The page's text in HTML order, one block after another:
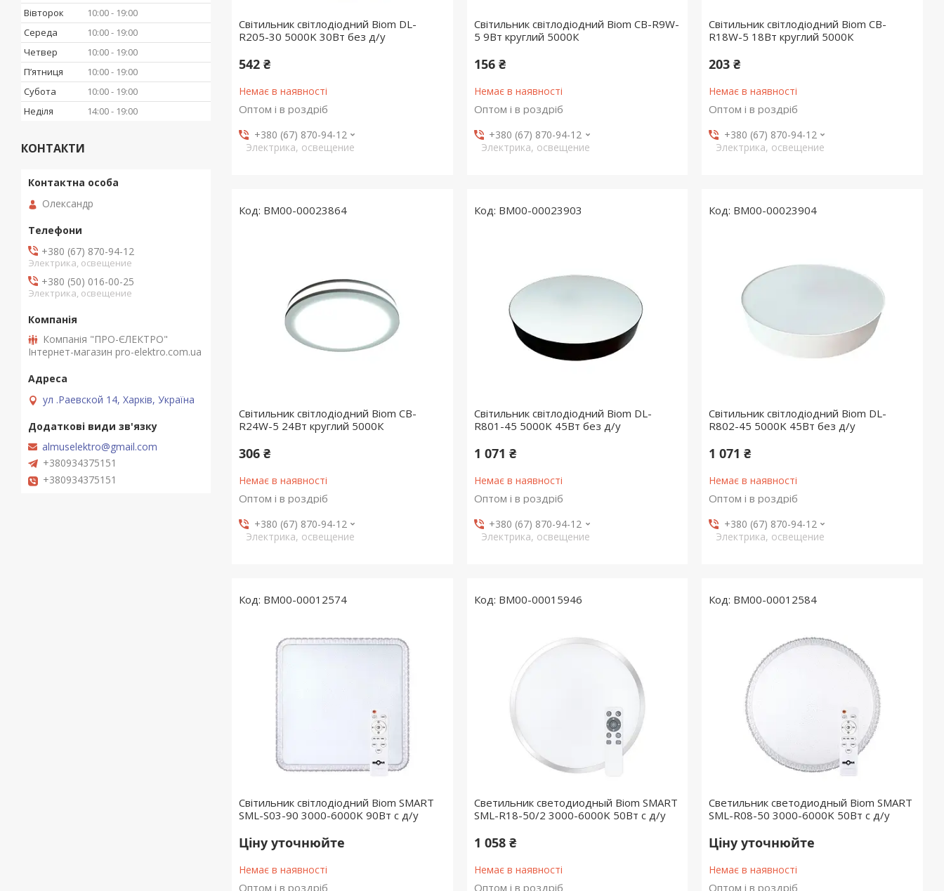
Світильник світлодіодний Biom DL-
R205-30 5000K 30Вт без д/у
542 ₴
Немає в наявності
Оптом і в роздріб
+380 (67) 870-94-12
Электрика, освещение
Світильник світлодіодний Biom CB-R9W-
5 9Вт круглий 5000К
156 ₴
Немає в наявності
Оптом і в роздріб
+380 (67) 870-94-12
Электрика, освещение
Світильник світлодіодний Biom CB-
R18W-5 18Вт круглий 5000К
203 ₴
Немає в наявності
Оптом і в роздріб
+380 (67) 870-94-12
Электрика, освещение
BM00-00023864
Світильник світлодіодний Biom CB-
R24W-5 24Вт круглий 5000К
306 ₴
Немає в наявності
Оптом і в роздріб
+380 (67) 870-94-12
Электрика, освещение
BM00-00023903
Світильник світлодіодний Biom DL-
R801-45 5000K 45Вт без д/у
1 071 ₴
Немає в наявності
Оптом і в роздріб
+380 (67) 870-94-12
Электрика, освещение
BM00-00023904
Світильник світлодіодний Biom DL-
R802-45 5000K 45Вт без д/у
1 071 ₴
Немає в наявності
Оптом і в роздріб
+380 (67) 870-94-12
Электрика, освещение
BM00-00012574
Світильник світлодіодний Biom SMART
SML-S03-90 3000-6000K 90Вт с д/у
Ціну уточнюйте
Немає в наявності
Оптом і в роздріб
BM00-00015946
Светильник светодиодный Biom SMART
SML-R18-50/2 3000-6000K 50Вт с д/у
1 058 ₴
Немає в наявності
Оптом і в роздріб
BM00-00012584
Светильник светодиодный Biom SMART
SML-R08-50 3000-6000K 50Вт с д/у
Ціну уточнюйте
Немає в наявності
Оптом і в роздріб
Вівторок
10:00
19:00
Середа
10:00
19:00
Четвер
10:00
19:00
Пʼятниця
10:00
19:00
Субота
10:00
19:00
Неділя
14:00 19:00
КОНТАКТИ
Олександр
+380 (67) 870-94-12
Электрика, освещение
+380 (50) 016-00-25
Электрика, освещение
Компанія "ПРО-ЄЛЕКТРО"
Інтернет-магазин pro-elektro.com.ua
ул .Раевской 14, Харків, Україна
almuselektro@gmail.com
+380934375151
+380934375151